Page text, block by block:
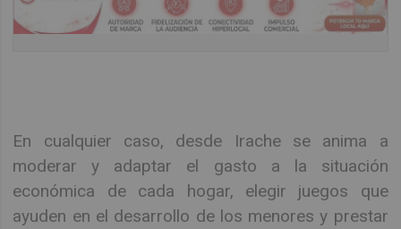
En cualquier caso, desde Irache se anima a
moderar y adaptar el gasto a la situación
económica de cada hogar, elegir juegos que
ayuden en el desarrollo de los menores y prestar